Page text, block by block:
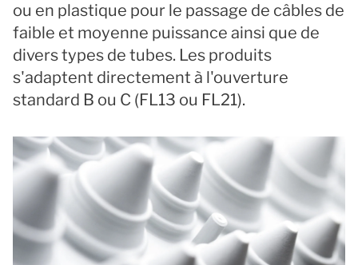
ou en plastique pour le passage de câbles de
faible et moyenne puissance ainsi que de
divers types de tubes. Les produits
s'adaptent directement à l'ouverture
standard B ou C (FL13 ou FL21).